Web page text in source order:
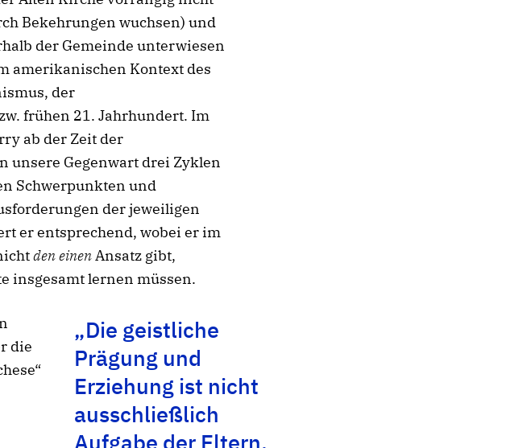
Bekehrungen wuchsen) und
der Gemeinde unterwiesen
amerikanischen Kontext des
der
frühen 21. Jahrhundert. Im
ab der Zeit der
unsere Gegenwart drei Zyklen
Schwerpunkten und
der jeweiligen
er entsprechend, wobei er im
den einenAnsatz gibt,
insgesamt lernen müssen.
„Die geistliche
Prägung und
Erziehung ist nicht
ausschließlich
Aufgabe der Eltern.
die